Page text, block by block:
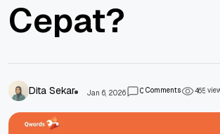
Cepat?
Dita Sekar Jan 6, 2026 0Comments 465